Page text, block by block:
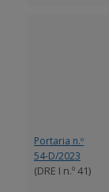
Portaria n.º
54-D/2023
(DRE I n.º 41)